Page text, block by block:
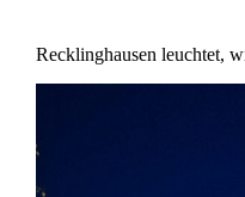
Recklinghausen leuchtet,